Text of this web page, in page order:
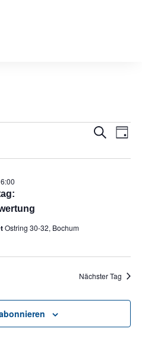
Suche
Tag
Ostring 30-32, Bochum
Nächster Tag